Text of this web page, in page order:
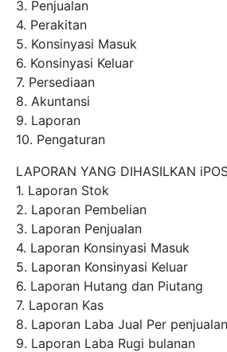
3. Penjualan
4. Perakitan
5. Konsinyasi Masuk
6. Konsinyasi Keluar
7. Persediaan
8. Akuntansi
9. Laporan
10. Pengaturan
LAPORAN YANG DIHASILKAN
1. Laporan Stok
2. Laporan Pembelian
3. Laporan Penjualan
4. Laporan Konsinyasi Masuk
5. Laporan Konsinyasi Keluar
6. Laporan Hutang dan Piutang
7. Laporan Kas
8. Laporan Laba Jual Per penjualan
9. Laporan Laba Rugi bulanan